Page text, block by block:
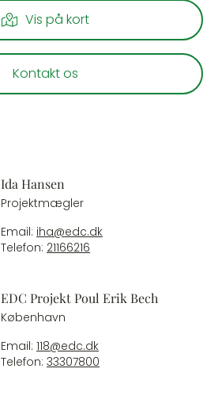
Vis på kort
Kontakt os
Ida Hansen
Projektmægler
Email: iha@edc.dk
Telefon: 21166216
EDC Projekt Poul Erik Bech
København
Email: 118@edc.dk
Telefon: 33307800